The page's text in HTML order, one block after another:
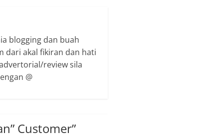
blogging dan buah
dari akal fikiran dan hati
review sila
@
Customer”